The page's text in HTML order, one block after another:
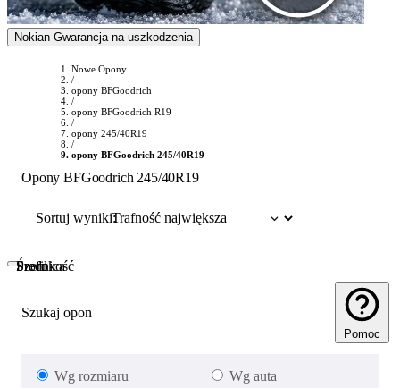
Nokian Gwarancja na uszkodzenia
Nowe Opony
/
opony BFGoodrich
/
opony BFGoodrich R19
/
opony 245/40R19
/
opony BFGoodrich 245/40R19
Opony BFGoodrich 245/40R19
Sortuj wyniki:
Szukaj opon
Pomoc
Wg rozmiaru Wg auta
Szerokość
Profil
Średnica